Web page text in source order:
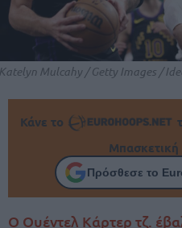
Mulcahy / Getty Images /
Κάνε το
Πρόσθεσε το
Ο Ουέντελ Κάρτερ τζ.